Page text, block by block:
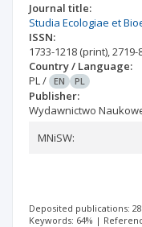
Journal title:
Studia Ecologiae et
ISSN:
1733-1218 (print),2719-
Country / Language:
PL/ EN PL
Publisher:
Wydawnictwo
MNiSW:
Deposited publications:
Keywords: 64% |